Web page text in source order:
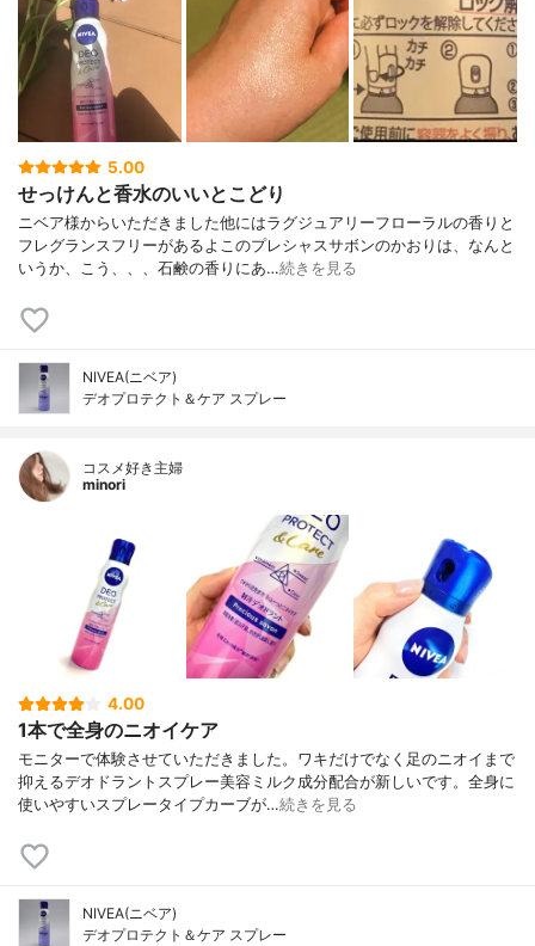
5.00
せっけんと香水のいいとこどり
ニベア様からいただきました他にはラグジュアリーフローラルの香りと
フレグランスフリーがあるよこのプレシャスサボンのかおりは、なんと
いうか、こう、、、石鹸の香りにあ…続きを見る
NIVEA(ニベア)
デオプロテクト＆ケア スプレー
コスメ好き主婦
minori
4.00
1本で全身のニオイケア
モニターで体験させていただきました。ワキだけでなく足のニオイまで
抑えるデオドラントスプレー美容ミルク成分配合が新しいです。全身に
使いやすいスプレータイプカーブが…続きを見る
NIVEA(ニベア)
デオプロテクト＆ケア スプレー